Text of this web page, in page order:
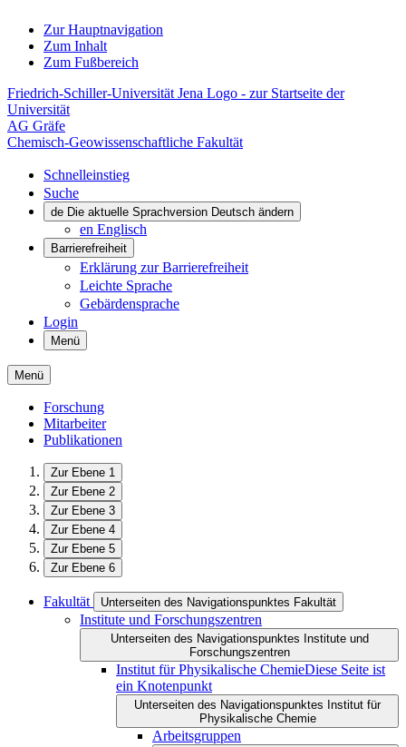
Zur Hauptnavigation
Zum Inhalt
Zum Fußbereich
Friedrich-Schiller-Universität Jena Logo - zur Startseite der
Universität
AG Gräfe
Chemisch-Geowissenschaftliche Fakultät
Schnelleinstieg
Suche
de Die aktuelle Sprachversion Deutsch ändern
en Englisch
Barrierefreiheit
Erklärung zur Barrierefreiheit
Leichte Sprache
Gebärdensprache
Login
Menü
Menü
Forschung
Mitarbeiter
Publikationen
Zur Ebene 1
Zur Ebene 2
Zur Ebene 3
Zur Ebene 4
Zur Ebene 5
Zur Ebene 6
Fakultät Unterseiten des Navigationspunktes Fakultät
Institute und Forschungszentren
Unterseiten des Navigationspunktes Institute und
Forschungszentren
Institut für Physikalische ChemieDiese Seite ist
ein Knotenpunkt
Unterseiten des Navigationspunktes Institut für
Physikalische Chemie
Arbeitsgruppen